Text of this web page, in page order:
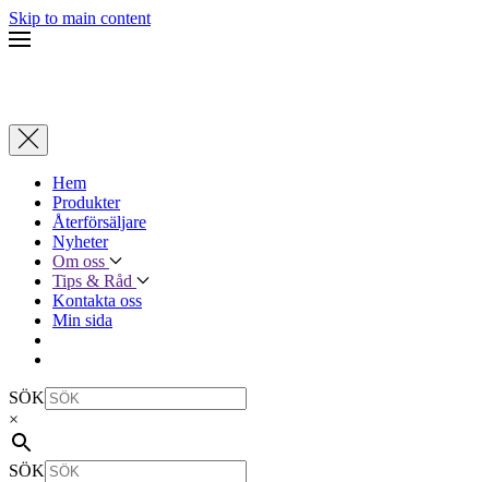
Skip to main content
Hem
Produkter
Återförsäljare
Nyheter
Om oss
Tips & Råd
Kontakta oss
Min sida
SÖK
×
SÖK